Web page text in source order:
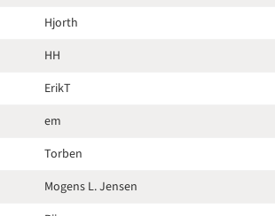
Hjorth
HH
ErikT
em
Torben
Mogens L. Jensen